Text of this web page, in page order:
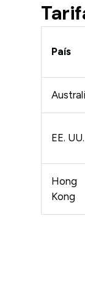
País
EE. UU.
Hong
Kong